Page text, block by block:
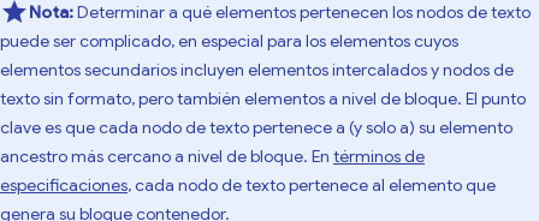
Nota:Determinar a qué elementos pertenecen los nodos de texto
puede ser complicado, en especial para los elementos cuyos
elementos secundarios incluyen elementos intercalados y nodos de
texto sin formato, pero también elementos a nivel de bloque. El punto
clave es que cada nodo de texto pertenece a (y solo a) su elemento
ancestro más cercano a nivel de bloque. En términos de
especificaciones, cada nodo de texto pertenece al elemento que
genera su bloque contenedor.